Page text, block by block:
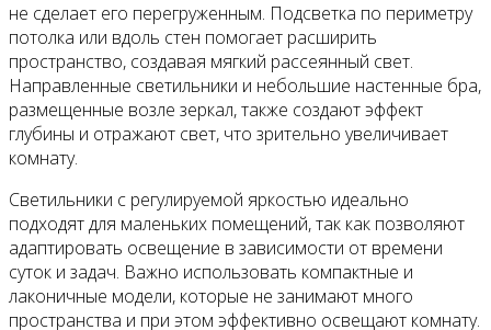
не сделает его перегруженным. Подсветка по периметру
потолка или вдоль стен помогает расширить
пространство, создавая мягкий рассеянный свет.
Направленные светильники и небольшие настенные бра,
размещенные возле зеркал, также создают эффект
глубины и отражают свет, что зрительно увеличивает
комнату.
Светильники с регулируемой яркостью идеально
подходят для маленьких помещений, так как позволяют
адаптировать освещение в зависимости от времени
суток и задач. Важно использовать компактные и
лаконичные модели, которые не занимают много
пространства и при этом эффективно освещают комнату.